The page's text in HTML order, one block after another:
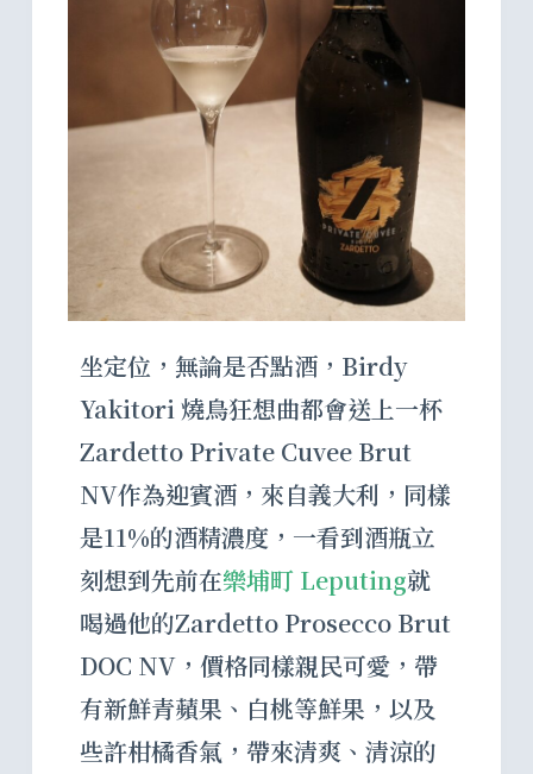
坐定位，無論是否點酒，Birdy
Yakitori 燒鳥狂想曲都會送上一杯
Zardetto Private Cuvee Brut
NV作為迎賓酒，來自義大利，同樣
是11%的酒精濃度，一看到酒瓶立
刻想到先前在樂埔町 Leputing就
喝過他的Zardetto Prosecco Brut
DOC NV，價格同樣親民可愛，帶
有新鮮青蘋果、白桃等鮮果，以及
些許柑橘香氣，帶來清爽、清涼的